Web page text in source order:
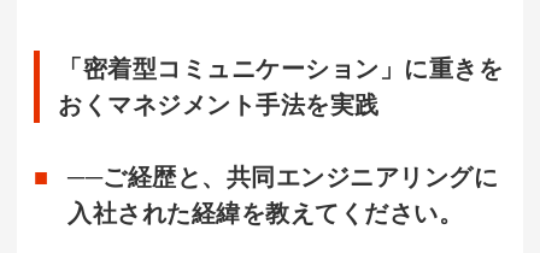
「密着型コミュニケーション」に重きを
おくマネジメント手法を実践
──ご経歴と、共同エンジニアリングに
入社された経緯を教えてください。